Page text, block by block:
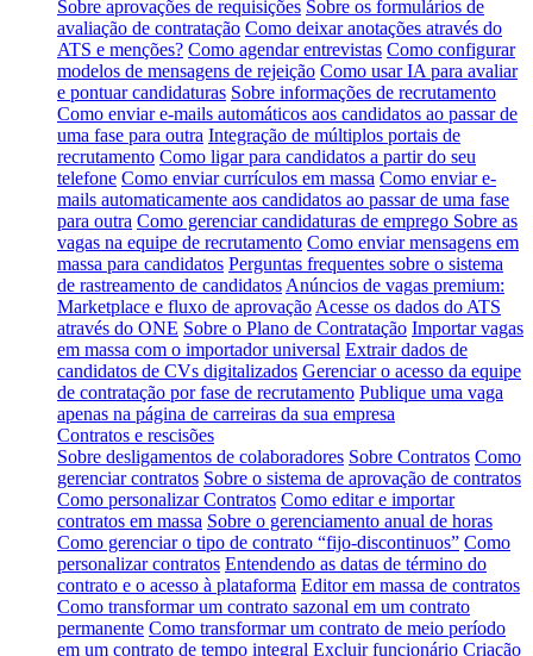
Sobre aprovações de requisições Sobre os formulários de
avaliação de contratação Como deixar anotações através do
ATS e menções? Como agendar entrevistas Como configurar
modelos de mensagens de rejeição Como usar IA para avaliar
e pontuar candidaturas Sobre informações de recrutamento
Como enviar e-mails automáticos aos candidatos ao passar de
uma fase para outra Integração de múltiplos portais de
recrutamento Como ligar para candidatos a partir do seu
telefone Como enviar currículos em massa Como enviar e-
mails automaticamente aos candidatos ao passar de uma fase
para outra Como gerenciar candidaturas de emprego Sobre as
vagas na equipe de recrutamento Como enviar mensagens em
massa para candidatos Perguntas frequentes sobre o sistema
de rastreamento de candidatos Anúncios de vagas premium:
Marketplace e fluxo de aprovação Acesse os dados do ATS
através do ONE Sobre o Plano de Contratação Importar vagas
em massa com o importador universal Extrair dados de
candidatos de CVs digitalizados Gerenciar o acesso da equipe
de contratação por fase de recrutamento Publique uma vaga
apenas na página de carreiras da sua empresa
Contratos e rescisões
Sobre desligamentos de colaboradores Sobre Contratos Como
gerenciar contratos Sobre o sistema de aprovação de contratos
Como personalizar Contratos Como editar e importar
contratos em massa Sobre o gerenciamento anual de horas
Como gerenciar o tipo de contrato “fijo-discontinuos” Como
personalizar contratos Entendendo as datas de término do
contrato e o acesso à plataforma Editor em massa de contratos
Como transformar um contrato sazonal em um contrato
permanente Como transformar um contrato de meio período
em um contrato de tempo integral Excluir funcionário Criação